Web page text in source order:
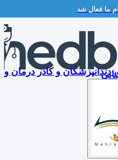
ما فعال شد
دندانپزشکان و کادر درمان و